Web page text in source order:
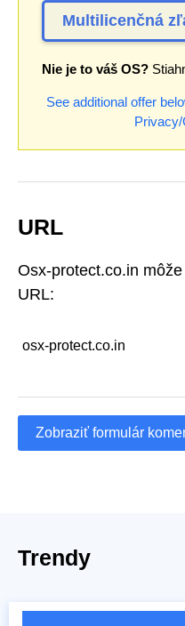
Multilicenčná
Nie je to váš OS?
See additional offer
URL
Osx-protect.co.in
URL:
osx-protect.co.in
Zobraziť formulár
Trendy